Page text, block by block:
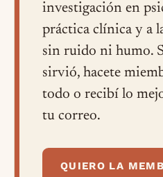
investigación en
práctica clínica y a
sin ruido ni humo.
sirvió, hacete
todo o recibí lo
tu correo.
QUIERO LA